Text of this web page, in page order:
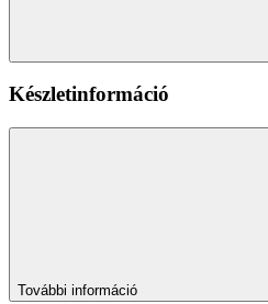
Készletinformáció
További információ